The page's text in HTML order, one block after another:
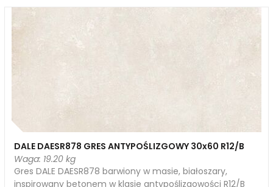
DALE DAESR878 GRES ANTYPOŚLIZGOWY 30x60 R12/B
Waga: 19.20 kg
Gres DALE DAESR878 barwiony w masie, białoszary,
inspirowany betonem w klasie antypoślizgowości R12/B